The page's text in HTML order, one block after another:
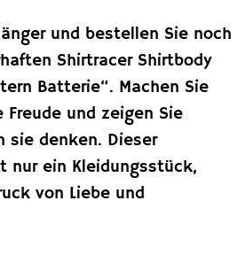
und bestellen Sie noch
Shirtracer Shirtbody
Batterie“. Machen Sie
und zeigen Sie
sie denken. Dieser
nur ein Kleidungsstück,
von Liebe und